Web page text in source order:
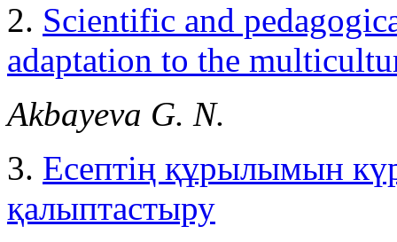
2. Scientific and
adaptation to the
Akbayeva G. N.
3. Есептің құрылымын
қалыптастыру